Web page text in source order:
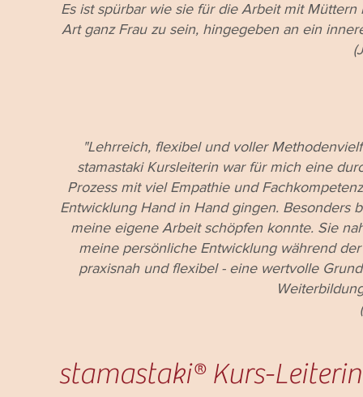
Es ist spürbar wie sie für die Arbeit mit
Art ganz Frau zu sein, hingegeben an ein
"Lehrreich, flexibel und voller
stamastaki Kursleiterin war für mich eine
Prozess mit viel Empathie und
Entwicklung Hand in Hand gingen. Besonders
meine eigene Arbeit schöpfen konnte. Sie
meine persönliche Entwicklung während
praxisnah und flexibel - eine wertvolle
stamastaki® Kurs-